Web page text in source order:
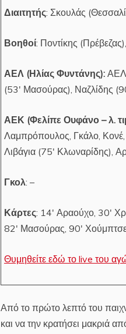
Διαιτητής: Σκουλάς
Βοηθοί: Ποντίκης
ΑΕΛ (Ηλίας Φυντάνης): ΑΕΛ
(53′ Μασούρας), Ναζλίδης
ΑΕΚ (Φελίπε Ουφάνο – λ.
Λαμπρόπουλος, Γκάλο,
Λιβάγια (75′ Κλωναρίδης),
Γκολ: –
Κάρτες: 14′ Αραούχο, 30′
82′ Μασούρας, 90′
Θυμηθείτε εδώ το live του
Από το πρώτο λεπτό του
και να την κρατήσει μακριά